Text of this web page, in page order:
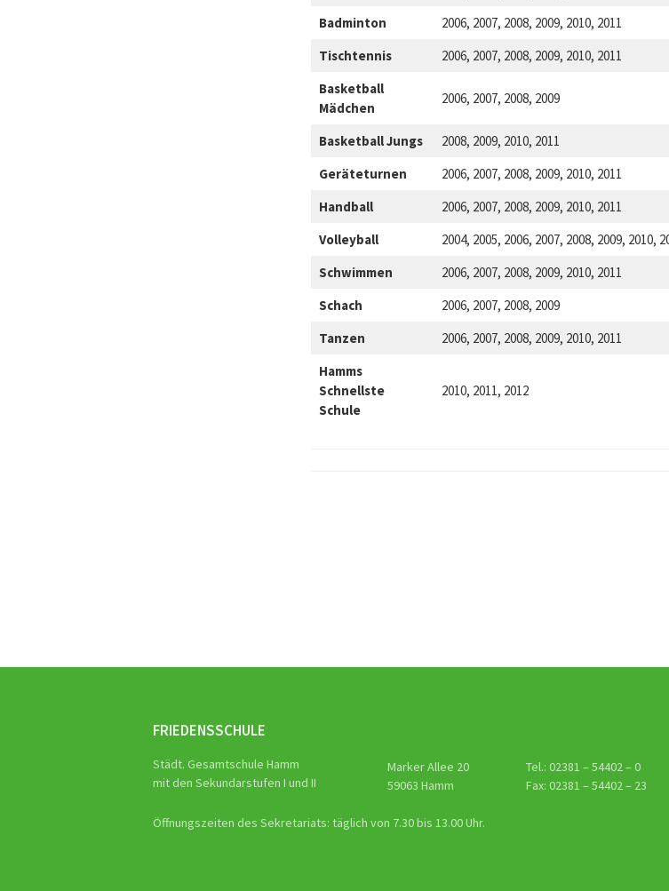
Badminton
2006, 2007, 2008, 2009, 2010, 2011
Tischtennis
2006, 2007, 2008, 2009, 2010, 2011
Basketball
Mädchen
2006, 2007, 2008, 2009
Basketball Jungs
2008, 2009, 2010, 2011
Geräteturnen
2006, 2007, 2008, 2009, 2010, 2011
Handball
2006, 2007, 2008, 2009, 2010, 2011
Volleyball
2004, 2005, 2006, 2007, 2008, 2009, 2010,
Schwimmen
2006, 2007, 2008, 2009, 2010, 2011
Schach
2006, 2007, 2008, 2009
Tanzen
2006, 2007, 2008, 2009, 2010, 2011
Hamms
Schnellste
Schule
2010, 2011, 2012
FRIEDENSSCHULE
Städt. Gesamtschule Hamm
mit den Sekundarstufen I und II
Marker Allee 20
59063 Hamm
Tel.: 02381 – 54402 – 0
Fax: 02381 – 54402 – 23
Öffnungszeiten des Sekretariats: täglich von 7.30 bis 13.00 Uhr.